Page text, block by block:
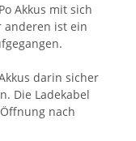
Akkus mit sich
anderen ist ein
darin sicher
Die Ladekabel
nach